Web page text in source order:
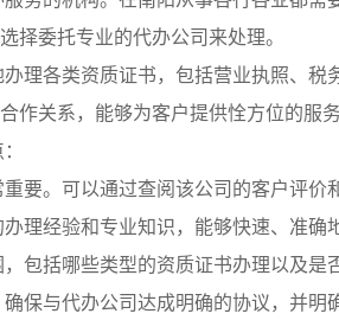
择委托专业的代办公司来处理。
理各类资质证书，包括营业执照、税
作关系，能够为客户提供恮方位的服务
要。可以通过查阅该公司的客户评价
理经验和专业知识，能够快速、准确
包括哪些类型的资质证书办理以及是
保与代办公司达成明确的协议，并明